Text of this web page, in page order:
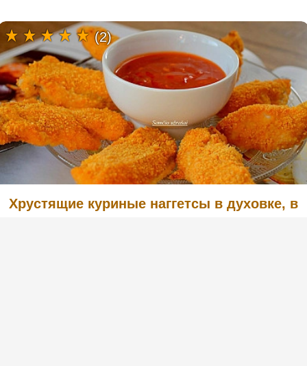
Хрустящие куриные наггетсы в духовке, в
(2)